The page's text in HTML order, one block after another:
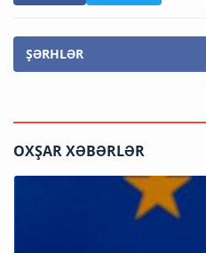
ŞƏRHLƏR
OXŞAR XƏBƏRLƏR